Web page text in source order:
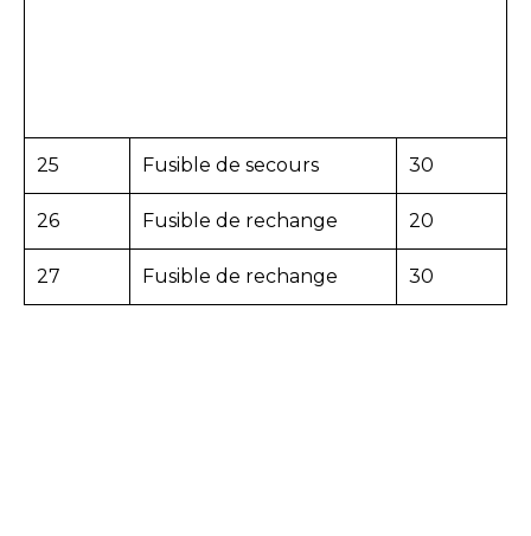
25 Fusible de secours 30
26 Fusible de rechange 20
27 Fusible de rechange 30